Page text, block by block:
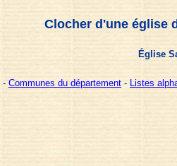
Clocher d'une église
Église
- Communes du département - Listes